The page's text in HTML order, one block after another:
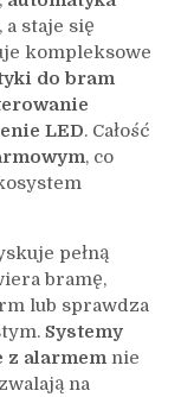
staje się
kompleksowe
do bram
LED. Całość
, co
pełną
bramę,
lub sprawdza
Systemy
z alarmem nie
na